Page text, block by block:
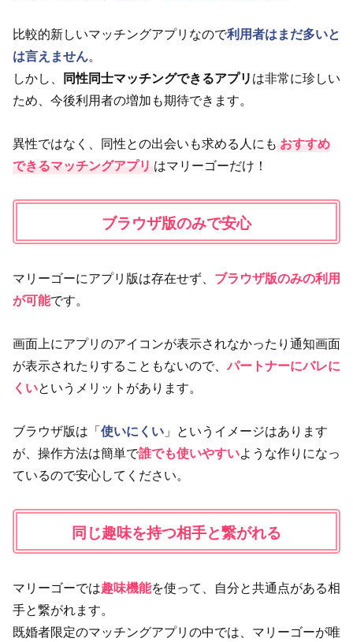
比較的新しいマッチングアプリなので利用者はまだ多いと
は言えません。
しかし、 同性同士マッチングできるアプリは非常に珍しい
ため、今後利用者の増加も期待できます。
異性ではなく、同性との出会いも求める人にも おすすめ
できるマッチングアプリ はマリーゴーだけ！
ブラウザ版のみで安心
マリーゴーにアプリ版は存在せず、 ブラウザ版のみの利用
が可能です。
画面上にアプリのアイコンが表示されなかったり通知画面
が表示されたりすることもないので、 パートナーにバレに
くいというメリットがあります。
ブラウザ版は「使いにくい 」というイメージはあります
が、操作方法は簡単で誰でも使いやすいような作りになっ
ているので安心してください。
同じ趣味を持つ相手と繋がれる
マリーゴーでは趣味機能を使って、自分と共通点がある相
手と繋がれます。
既婚者限定のマッチングアプリの中では、マリーゴーが唯